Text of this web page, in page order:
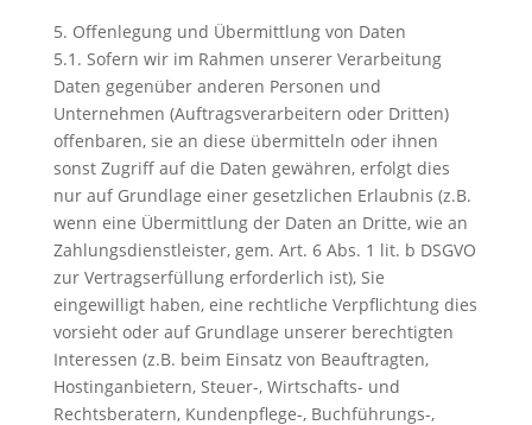
5. Offenlegung und Übermittlung von Daten
5.1. Sofern wir im Rahmen unserer Verarbeitung
Daten gegenüber anderen Personen und
Unternehmen (Auftragsverarbeitern oder Dritten)
offenbaren, sie an diese übermitteln oder ihnen
sonst Zugriff auf die Daten gewähren, erfolgt dies
nur auf Grundlage einer gesetzlichen Erlaubnis (z.B.
wenn eine Übermittlung der Daten an Dritte, wie an
Zahlungsdienstleister, gem. Art. 6 Abs. 1 lit. b DSGVO
zur Vertragserfüllung erforderlich ist), Sie
eingewilligt haben, eine rechtliche Verpflichtung dies
vorsieht oder auf Grundlage unserer berechtigten
Interessen (z.B. beim Einsatz von Beauftragten,
Hostinganbietern, Steuer-, Wirtschafts- und
Rechtsberatern, Kundenpflege-, Buchführungs-,